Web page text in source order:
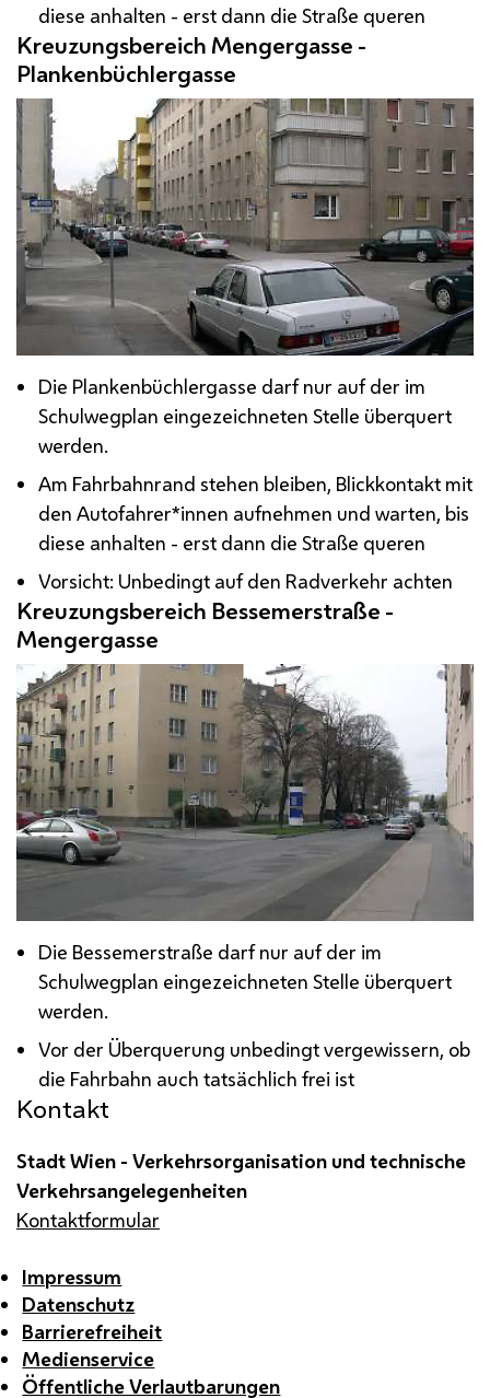
diese anhalten - erst dann die Straße queren
Kreuzungsbereich Mengergasse -
Plankenbüchlergasse
Die Plankenbüchlergasse darf nur auf der im
Schulwegplan eingezeichneten Stelle überquert
werden.
Am Fahrbahnrand stehen bleiben, Blickkontakt mit
den Autofahrer*innen aufnehmen und warten, bis
diese anhalten - erst dann die Straße queren
Vorsicht: Unbedingt auf den Radverkehr achten
Kreuzungsbereich Bessemerstraße -
Mengergasse
Die Bessemerstraße darf nur auf der im
Schulwegplan eingezeichneten Stelle überquert
werden.
Vor der Überquerung unbedingt vergewissern, ob
die Fahrbahn auch tatsächlich frei ist
Kontakt
Stadt Wien - Verkehrsorganisation und technische
Verkehrsangelegenheiten
Kontaktformular
Impressum
Datenschutz
Barrierefreiheit
Medienservice
Öffentliche Verlautbarungen